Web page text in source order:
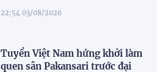
22:54 03/08/2026
Tuyển Việt Nam hứng khởi làm
quen sân Pakansari trước đại